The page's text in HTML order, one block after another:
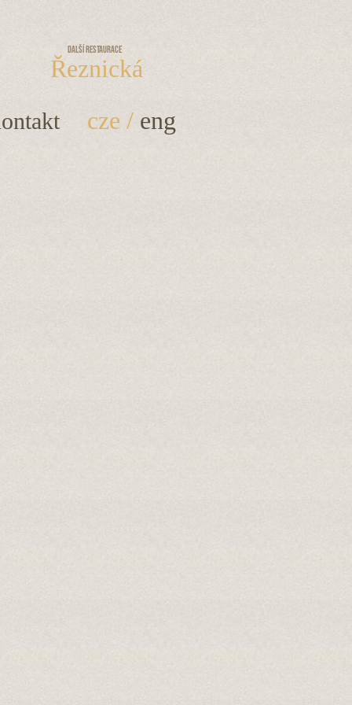
Další restaurace
Řeznická
cze / eng